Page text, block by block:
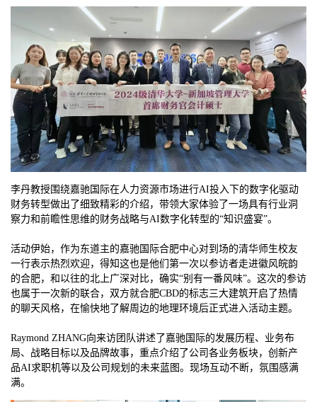
李丹教授围绕嘉驰国际在人力资源市场进行AI投入下的数字化驱动
财务转型做出了细致精彩的介绍，带领大家体验了一场具有行业洞
察力和前瞻性思维的财务战略与AI数字化转型的“知识盛宴”。
活动伊始，作为东道主的嘉驰国际合肥中心对到场的清华师生校友
一行表示热烈欢迎，得知这也是他们第一次以参访者走进徽风皖韵
的合肥，和以往的北上广深对比，确实“别有一番风味”。这次的参访
也属于一次新的联合，双方就合肥CBD的标志三大建筑开启了热情
的聊天风格，在愉快地了解周边的地理环境后正式进入活动主题。
Raymond ZHANG向来访团队讲述了嘉驰国际的发展历程、业务布
局、战略目标以及品牌故事，重点介绍了公司各业务板块，创新产
品AI求职机等以及公司规划的未来蓝图。现场互动不断，氛围感满
满。